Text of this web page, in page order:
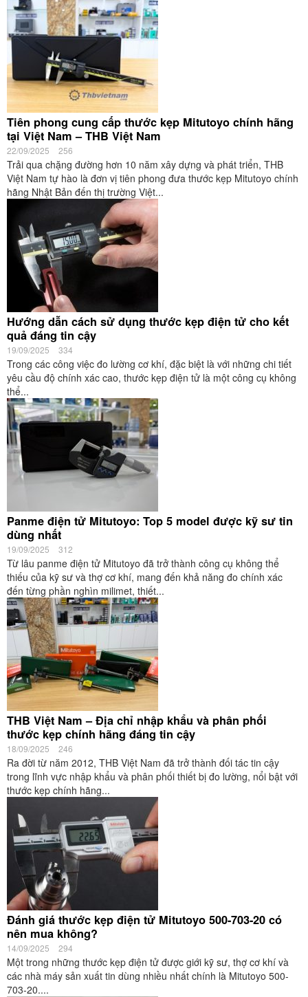
Tiên phong cung cấp thước kẹp Mitutoyo chính hãng
tại Việt Nam – THB Việt Nam
22/09/2025 256
Trải qua chặng đường hơn 10 năm xây dựng và phát triển, THB
Việt Nam tự hào là đơn vị tiên phong đưa thước kẹp Mitutoyo chính
hãng Nhật Bản đến thị trường Việt...
Hướng dẫn cách sử dụng thước kẹp điện tử cho kết
quả đáng tin cậy
19/09/2025 334
Trong các công việc đo lường cơ khí, đặc biệt là với những chi tiết
yêu cầu độ chính xác cao, thước kẹp điện tử là một công cụ không
thể...
Panme điện tử Mitutoyo: Top 5 model được kỹ sư tin
dùng nhất
19/09/2025 312
Từ lâu panme điện tử Mitutoyo đã trở thành công cụ không thể
thiếu của kỹ sư và thợ cơ khí, mang đến khả năng đo chính xác
đến từng phần nghìn milimet, thiết...
THB Việt Nam – Địa chỉ nhập khẩu và phân phối
thước kẹp chính hãng đáng tin cậy
18/09/2025 246
Ra đời từ năm 2012, THB Việt Nam đã trở thành đối tác tin cậy
trong lĩnh vực nhập khẩu và phân phối thiết bị đo lường, nổi bật với
thước kẹp chính hãng...
Đánh giá thước kẹp điện tử Mitutoyo 500-703-20 có
nên mua không?
14/09/2025 294
Một trong những thước kẹp điện tử được giới kỹ sư, thợ cơ khí và
các nhà máy sản xuất tin dùng nhiều nhất chính là Mitutoyo 500-
703-20....